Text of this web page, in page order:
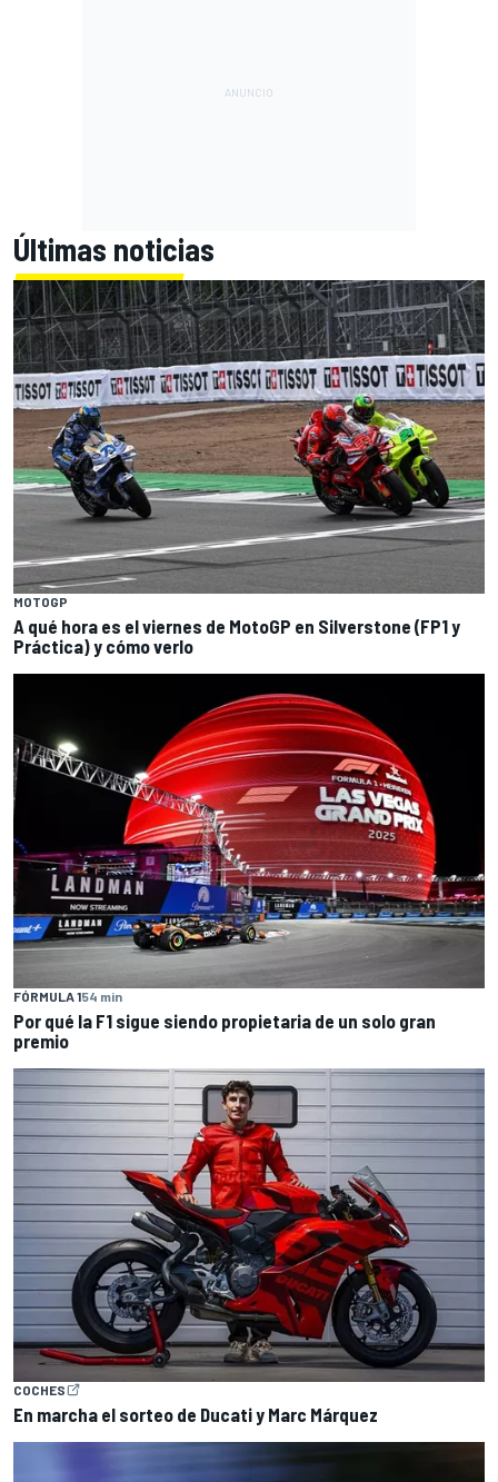
Últimas noticias
MOTOGP
A qué hora es el viernes de MotoGP en Silverstone (FP1 y
Práctica) y cómo verlo
FÓRMULA 154 min
Por qué la F1 sigue siendo propietaria de un solo gran
premio
COCHES
En marcha el sorteo de Ducati y Marc Márquez